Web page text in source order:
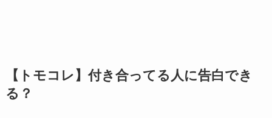
【トモコレ】付き合ってる人に告白でき
る？